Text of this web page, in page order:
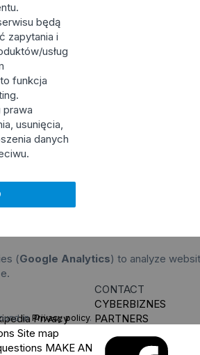
będą
zapytania i
usług
funkcja
prawa
usunięcia,
danych
(Google Analytics) to analyze
in Privacy policy.
Privacy
Site map
MAKE AN
CONTACT
CYBERBIZNES
PARTNERS